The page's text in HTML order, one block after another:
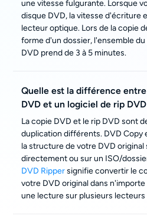
une vitesse fulgurante. Lorsque
disque DVD, la vitesse d'écriture
lecteur optique. Lors de la copie
forme d'un dossier, l'ensemble
DVD prend de 3 à 5 minutes.
Quelle est la différence
DVD et un logiciel de rip
La copie DVD et le rip DVD sont
duplication différents. DVD Copy
la structure de votre DVD
directement ou sur un ISO/
DVD Rippersignifie convertir le
votre DVD original dans
une lecture sur plusieurs